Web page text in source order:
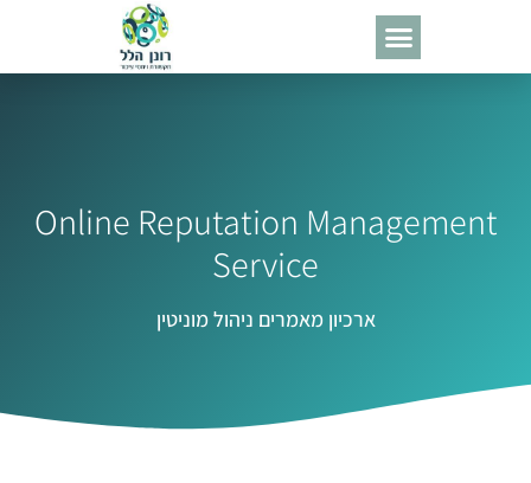
Online Reputation Management
Service
ארכיון מאמרים ניהול מוניטין